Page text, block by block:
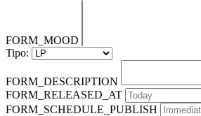
FORM_MOOD
Tipo:
FORM_DESCRIPTION
FORM_RELEASED_AT
FORM_SCHEDULE_PUBLISH